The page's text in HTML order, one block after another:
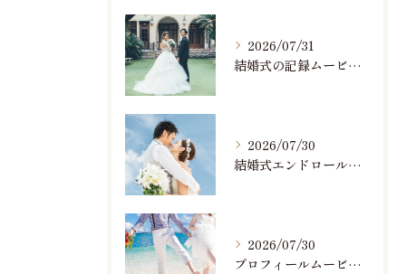
2026/07/31
結婚式の記録ムービーの映像撮影スタッフを募集中です
2026/07/30
結婚式エンドロールで人気のおすすめBGM楽曲ランキング！(7/29最新)
2026/07/30
プロフィールムービーで人気おすすめのBGM楽曲ランキング！(7/29最新)